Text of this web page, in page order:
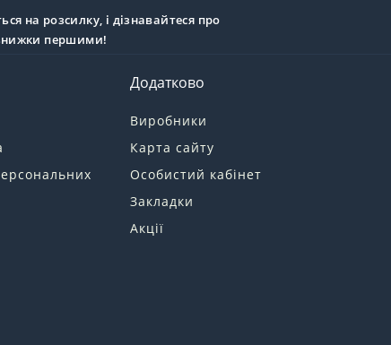
на розсилку, і дізнавайтеся про
першими!
Додатково
Виробники
Карта сайту
Особистий кабінет
Закладки
Акції